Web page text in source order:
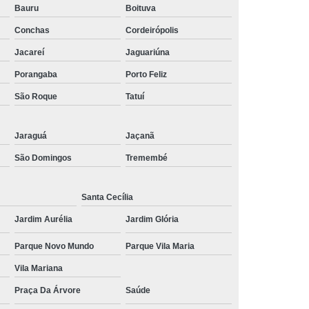
Social
Tratamentos para Medo
Tratamento para Insônia Grave
Tratamento para Insônia Terminal
para Bipolaridade
Bipolar
Tratamento de Transtorno Bipolar
Tratamento para Depressão Bipolar
Tratamento para Transtorno Bipolar
Bipolar Interior de São Paulo
Bipolar São Paulo
Bauru Boituva
Conchas Cordeirópolis
Jacareí Jaguariúna
Porangaba Porto Feliz
São Roque Tatuí
Jaraguá Jaçanã
São Domingos Tremembé
Santa Cecília
Jardim Aurélia Jardim Glória
Parque Novo Mundo Parque Vila Maria
Vila Mariana
Praça Da Árvore Saúde